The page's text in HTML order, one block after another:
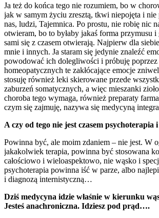
Ja też do końca tego nie rozumiem, bo w
jak w samym życiu zresztą, tkwi niepojęta i
nas, ludzi, Tajemnica. Po prostu, nie robię nic
otwieram, bo to byłaby jakaś forma przymusu i
sami się z czasem otwierają. Najpierw dla
mnie i innych. Ja staram się jedynie znaleźć
powodować ich dolegliwości i próbuję
homeopatycznych te zakłócające emocje
stosuję również leki skierowane przede
zaburzeń somatycznych, a więc mieszanki
choroba tego wymaga, również preparaty
czym się zajmuję, nazywa się medycyną
A czy od tego nie jest czasem psychoterapia
Powinna być, ale moim zdaniem – nie jest. W
jakakolwiek terapia, powinna być stosowana
całościowo i wieloaspektowo, nie wąsko i
psychoterapia powinna iść w parze, albo
i diagnozą internistyczną…
Dziś medycyna idzie właśnie w kierunku
Jesteś anachroniczna. Idziesz pod prąd….